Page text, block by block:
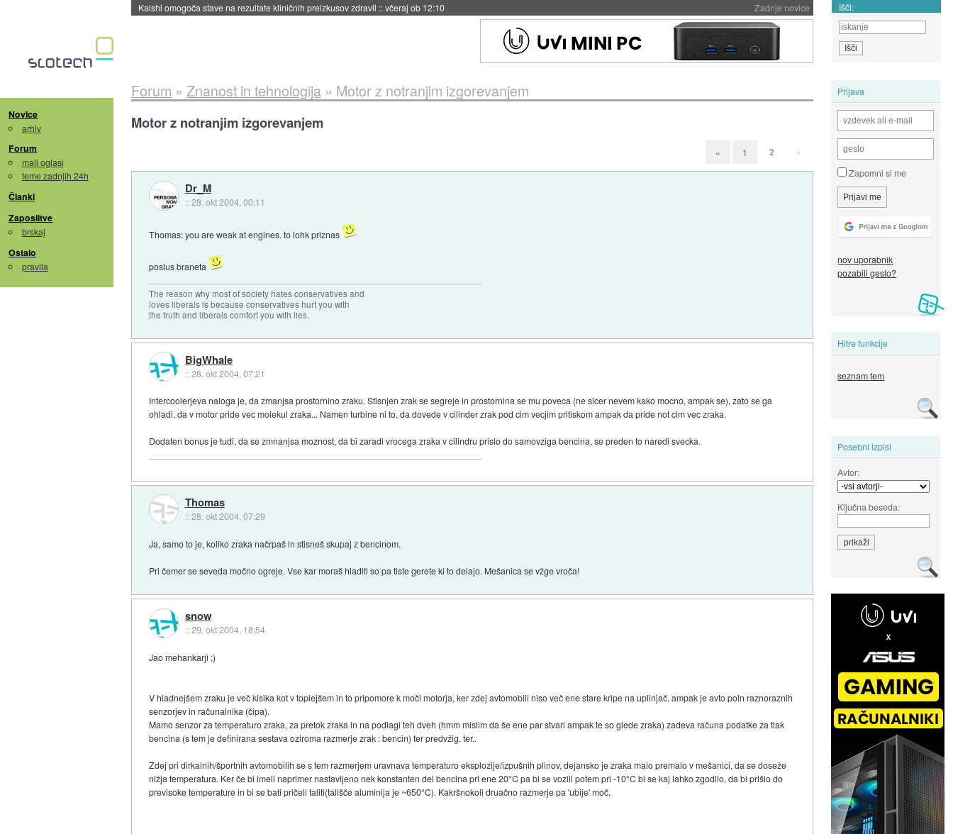
Zadnje novice
Sandisk že prodal več kot polovico SSD-jev za naslednji dve leti::včeraj ob 11:37 Išči:
Novice
arhiv
Forum
mali oglasi
teme zadnjih 24h
Članki
Zaposlitve
brskaj
Ostalo
pravila
Prijava
Zapomni si me
nov uporabnik
pozabili geslo?
Hitre funkcije
seznam tem
Posebni izpisi
Avtor:
Ključna beseda:
Forum » Znanost in tehnologija» Motor z notranjim izgorevanjem
Motor z notranjim izgorevanjem
« 1 2 »
Dr_M
::28. okt 2004, 00:11
Thomas: you are weak at engines. to lohk priznas
poslus braneta
The reason why most of society hates conservatives and
loves liberals is because conservatives hurt you with
the truth and liberals comfort you with lies.
BigWhale
::28. okt 2004, 07:21
Intercoolerjeva naloga je, da zmanjsa prostornino zraku. Stisnjen zrak se segreje in prostornina se mu poveca (ne sicer nevem kako mocno, ampak se), zato se ga
ohladi, da v motor pride vec molekul zraka... Namen turbine ni to, da dovede v cilinder zrak pod cim vecjim pritiskom ampak da pride not cim vec zraka.
Dodaten bonus je tudi, da se zmnanjsa moznost, da bi zaradi vrocega zraka v cilindru prislo do samovziga bencina, se preden to naredi svecka.
Thomas
::28. okt 2004, 07:29
Ja, samo to je, koliko zraka načrpaš in stisneš skupaj z bencinom.
Pri čemer se seveda močno ogreje. Vse kar moraš hladiti so pa tiste gerete ki to delajo. Mešanica se vžge vroča!
snow
::29. okt 2004, 18:54
Jao mehankarji ;)
V hladnejšem zraku je več kisika kot v toplejšem in to pripomore k moči motorja, ker zdej avtomobili niso več ene stare kripe na uplinjač, ampak je avto poln raznoraznih
senzorjev in računalnika (čipa).
Mamo senzor za temperaturo zraka, za pretok zraka in na podlagi teh dveh (hmm mislim da še ene par stvari ampak te so glede zraka) zadeva računa podatke za tlak
bencina (s tem je definirana sestava oziroma razmerje zrak : bencin) ter predvžig, ter..
Zdej pri dirkalnih/športnih avtomobilih se s tem razmerjem uravnava temperaturo eksplozije/izpušnih plinov, dejansko je zraka malo premalo v mešanici, da se doseže
nižja temperatura. Ker če bi imeli naprimer nastavljeno nek konstanten del bencina pri ene 20°C pa bi se vozili potem pri -10°C bi se kaj lahko zgodilo, da bi prišlo do
previsoke temperature in bi se bati pričeli taliti(tališče aluminija je ~650°C). Kakršnokoli druačno razmerje pa 'ubije' moč.